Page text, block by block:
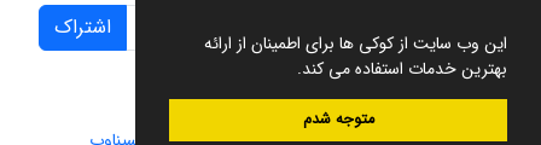
این وب سایت از کوکی ها برای اطمینان از ارائه
بهترین خدمات استفاده می کند.
متوجه شدم
اشتراک